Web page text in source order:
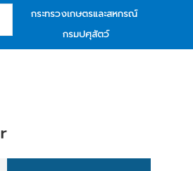
กระทรวงเกษตรและสหกรณ์
กรมปศุสัตว์